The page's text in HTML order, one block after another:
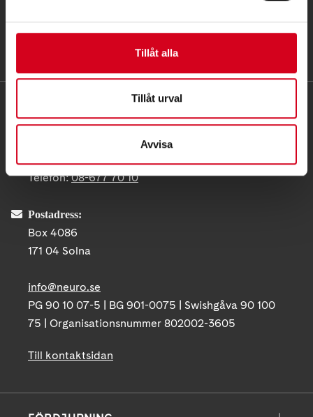
Tillåt alla
Tillåt urval
Avvisa
Telefon:08-677 70 10
Postadress:
Box 4086
171 04 Solna
info@neuro.se
PG 90 10 07-5 | BG 901-0075 | Swishgåva 90 100
75 | Organisationsnummer 802002-3605
Till kontaktsidan